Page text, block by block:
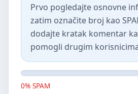
Prvo pogledajte osnovne
zatim označite broj kao
dodajte kratak komentar
pomogli drugim
0% SPAM